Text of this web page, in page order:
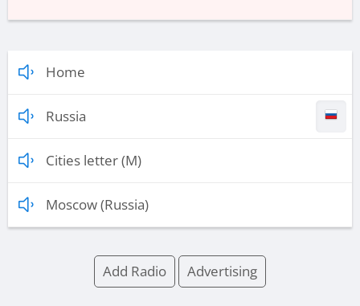
Home
Russia
Cities letter (M)
Moscow (Russia)
Add Radio Advertising